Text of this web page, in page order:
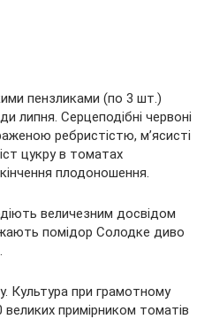
пензликами (по 3 шт.)
липня. Серцеподібні червоні
ребристістю, м’ясисті
цукру в томатах
плодоношення.
величезним досвідом
помідор Солодке диво
Культура при грамотному
примірником томатів